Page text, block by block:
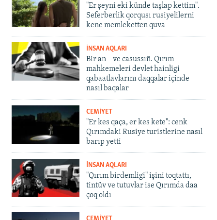
"Er şeyni eki künde taşlap kettim".
Seferberlik qorqusı rusiyelilerni
kene memleketten quva
İNSAN AQLARI
Bir an – ve casussıñ. Qırım
mahkemeleri devlet hainligi
qabaatlavlarını daqqalar içinde
nasıl baqalar
CEMİYET
"Er kes qaça, er kes kete": cenk
Qırımdaki Rusiye turistlerine nasıl
barıp yetti
İNSAN AQLARI
"Qırım birdemligi" işini toqtattı,
tintüv ve tutuvlar ise Qırımda daa
çoq oldı